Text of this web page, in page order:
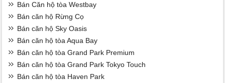
Bán Căn hộ tòa Westbay
Bán căn hộ Rừng Cọ
Bán căn hộ Sky Oasis
Bán căn hộ tòa Aqua Bay
Bán căn hộ tòa Grand Park Premium
Bán căn hộ tòa Grand Park Tokyo Touch
Bán căn hộ tòa Haven Park